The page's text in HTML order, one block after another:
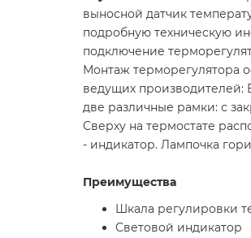
выносной датчик
подробную техническую
подключение
Монтаж терморегулятора
ведущих производителей:
две различные рамки: с
Сверху на термостате
- индикатор. Лампочка
Преимущества
Шкала регулировки
Световой индикатор